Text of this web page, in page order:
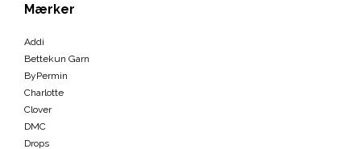
Mærker
Addi
Bettekun Garn
ByPermin
Charlotte
Clover
DMC
Drops